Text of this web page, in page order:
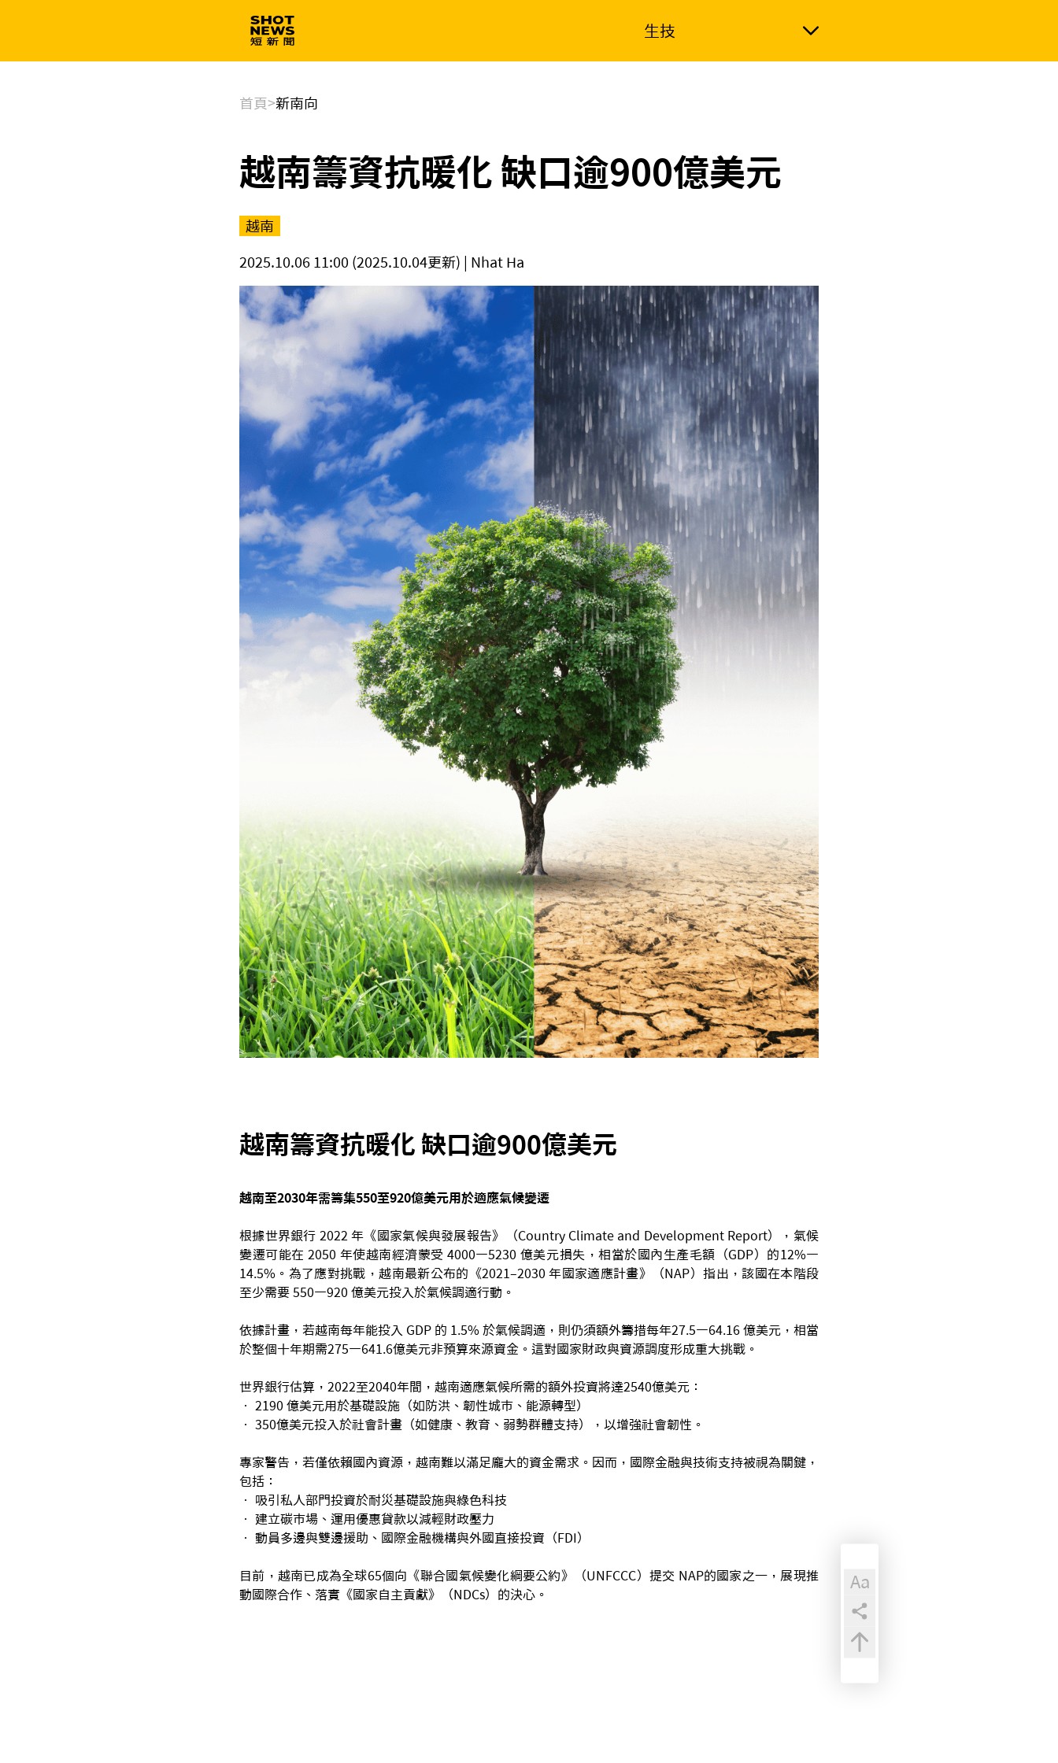
生技
首頁>新南向
越南籌資抗暖化 缺口逾900億美元
越南
2025.10.06 11:00 (2025.10.04更新) | Nhat Ha
越南籌資抗暖化 缺口逾900億美元
越南至2030年需籌集550至920億美元用於適應氣候變遷
根據世界銀行 2022 年《國家氣候與發展報告》（Country Climate and Development Report），氣候
變遷可能在 2050 年使越南經濟蒙受 4000—5230 億美元損失，相當於國內生產毛額（GDP）的12%—
14.5%。為了應對挑戰，越南最新公布的《2021–2030 年國家適應計畫》（NAP）指出，該國在本階段
至少需要 550—920 億美元投入於氣候調適行動。
依據計畫，若越南每年能投入 GDP 的 1.5% 於氣候調適，則仍須額外籌措每年27.5—64.16 億美元，相當
於整個十年期需275—641.6億美元非預算來源資金。這對國家財政與資源調度形成重大挑戰。
世界銀行估算，2022至2040年間，越南適應氣候所需的額外投資將達2540億美元：
• 2190 億美元用於基礎設施（如防洪、韌性城市、能源轉型）
• 350億美元投入於社會計畫（如健康、教育、弱勢群體支持），以增強社會韌性。
專家警告，若僅依賴國內資源，越南難以滿足龐大的資金需求。因而，國際金融與技術支持被視為關鍵，
包括：
• 吸引私人部門投資於耐災基礎設施與綠色科技
• 建立碳市場、運用優惠貸款以減輕財政壓力
• 動員多邊與雙邊援助、國際金融機構與外國直接投資（FDI）
目前，越南已成為全球65個向《聯合國氣候變化綱要公約》（UNFCCC）提交 NAP的國家之一，展現推
動國際合作、落實《國家自主貢獻》（NDCs）的決心。
Aa